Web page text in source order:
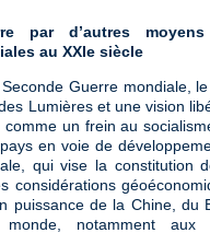
par d’autres
au XXIe siècle
Guerre mondiale,
Lumières et une vision
comme un frein au
en voie de
qui vise la constitution
considérations
puissance de la Chine, du
notamment aux